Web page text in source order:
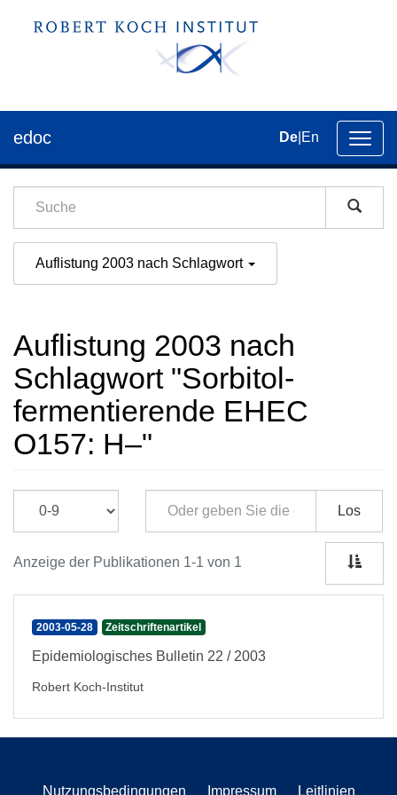
der
edoc De En
Auflistung 2003 nach Schlagwort
Auflistung 2003 nach
Schlagwort "Sorbitol-
fermentierende EHEC
O157: H–"
Los
Anzeige der Publikationen 1-1 von 1
2003-05-28 Zeitschriftenartikel
Epidemiologisches Bulletin 22 / 2003
Robert Koch-Institut
Nutzungsbedingungen Impressum Leitlinien